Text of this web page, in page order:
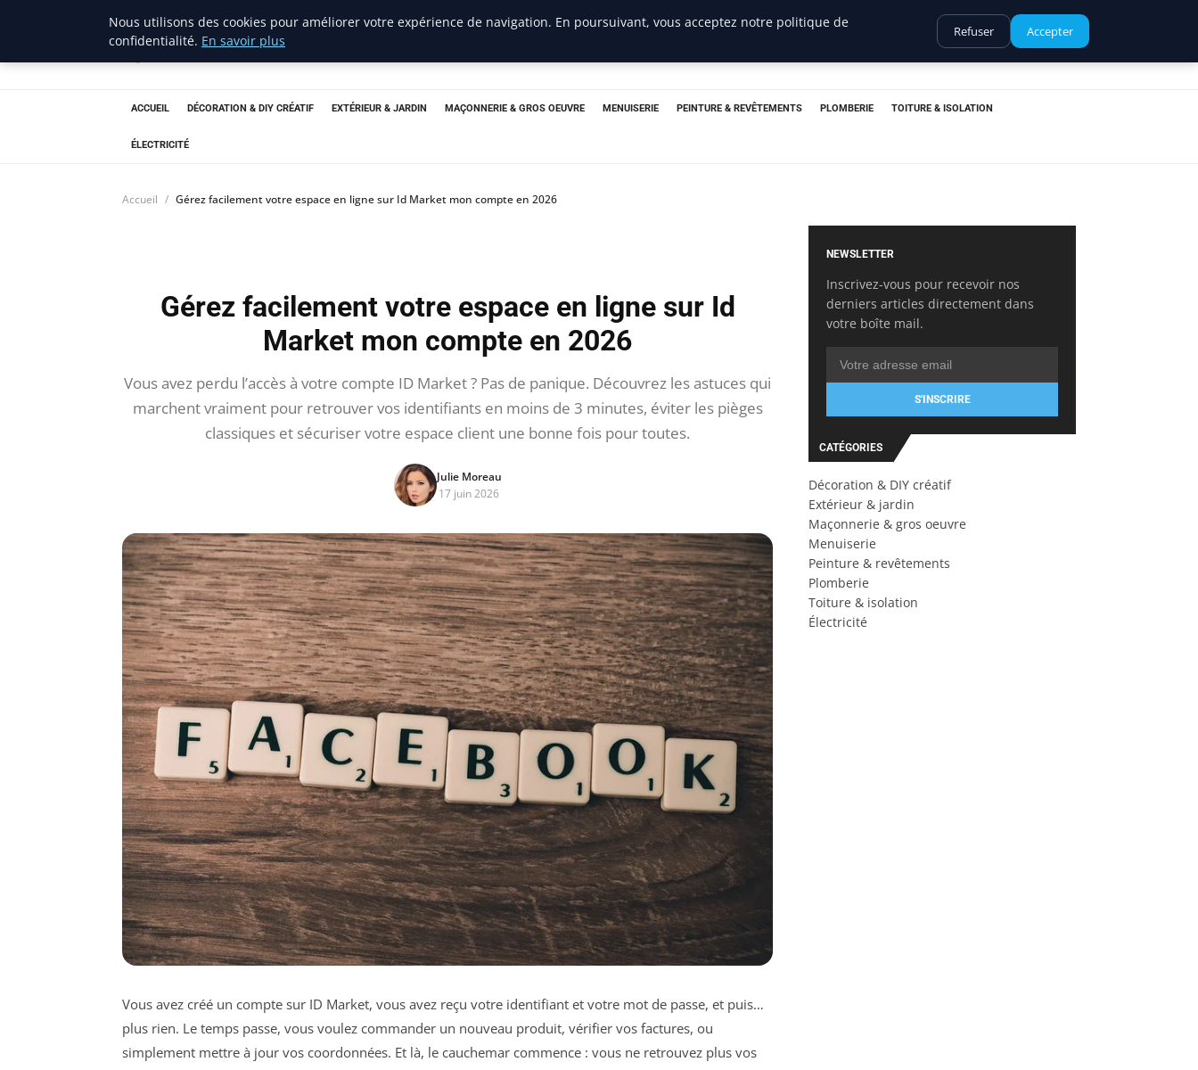
ravenproject
ACCUEIL DÉCORATION & DIY CRÉATIF EXTÉRIEUR & JARDIN MAÇONNERIE & GROS OEUVRE MENUISERIE PEINTURE & REVÊTEMENTS PLOMBERIE TOITURE & ISOLATION
ÉLECTRICITÉ
Accueil Gérez facilement votre espace en ligne sur Id Market mon compte en 2026
Gérez facilement votre espace en ligne sur Id
Market mon compte en 2026
Vous avez perdu l’accès à votre compte ID Market ? Pas de panique. Découvrez les astuces qui
marchent vraiment pour retrouver vos identifiants en moins de 3 minutes, éviter les pièges
classiques et sécuriser votre espace client une bonne fois pour toutes.
Julie Moreau
17 juin 2026
Vous avez créé un compte sur ID Market, vous avez reçu votre identifiant et votre mot de passe, et puis…
plus rien. Le temps passe, vous voulez commander un nouveau produit, vérifier vos factures, ou
simplement mettre à jour vos coordonnées. Et là, le cauchemar commence : vous ne retrouvez plus vos
NEWSLETTER
Inscrivez-vous pour recevoir nos
derniers articles directement dans
votre boîte mail.
S'INSCRIRE
CATÉGORIES
Décoration & DIY créatif
Extérieur & jardin
Maçonnerie & gros oeuvre
Menuiserie
Peinture & revêtements
Plomberie
Toiture & isolation
Électricité
Nous utilisons des cookies pour améliorer votre expérience de navigation. En poursuivant, vous acceptez notre politique de
confidentialité. En savoir plus
Refuser Accepter